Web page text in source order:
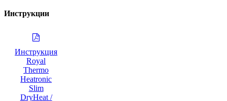
Инструкции
Инструкция
Royal
Thermo
Heatronic
Slim
DryHeat /